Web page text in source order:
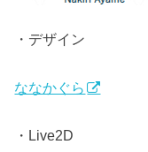
・デザイン
ななかぐら
・Live2D